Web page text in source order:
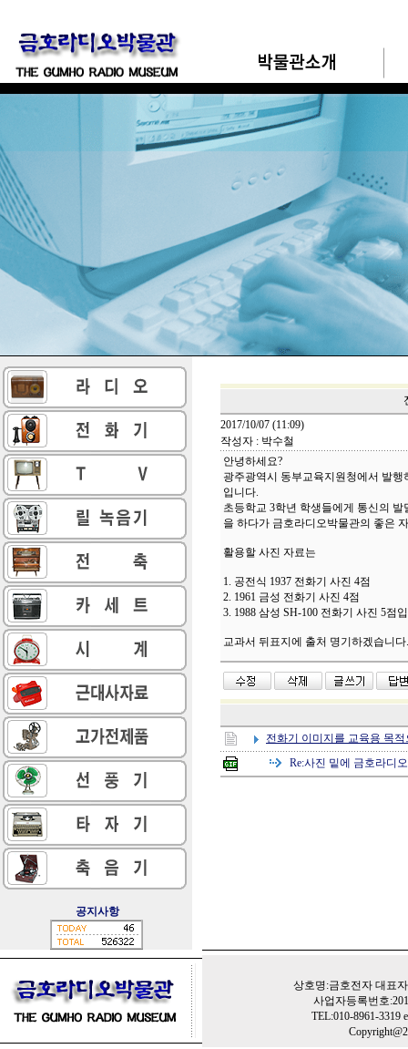
공지사항
2017/10/07 (11:09)
작성자 : 박수철
안녕하세요?
광주광역시 동부교육지원청에서 발
입니다.
초등학교 3학년 학생들에게 통신의
을 하다가 금호라디오박물관의 좋은
활용할 사진 자료는
1. 공전식 1937 전화기 사진 4점
2. 1961 금성 전화기 사진 4점
3. 1988 삼성 SH-100 전화기 사진 5점
교과서 뒤표지에 출처 명기하겠습니
전화기 이미지를 교육용 목
Re:사진 밑에 금호라디
상호명:금호전자 대표
사업자등록번호
TEL:010-8961-3319